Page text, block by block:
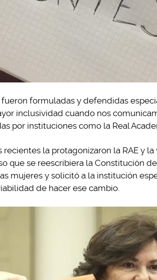
fueron formuladas y defendidas
inclusividad cuando nos
por instituciones como la Real
recientes la protagonizaron la RAE y
que se reescribiera la Constitución
mujeres y solicitó a la institución
de hacer ese cambio.